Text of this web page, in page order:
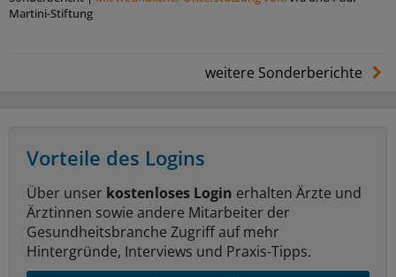
Martini-Stiftung
weitere Sonderberichte
Vorteile des Logins
Über unser kostenloses Login erhalten Ärzte und
Ärztinnen sowie andere Mitarbeiter der
Gesundheitsbranche Zugriff auf mehr
Hintergründe, Interviews und Praxis-Tipps.